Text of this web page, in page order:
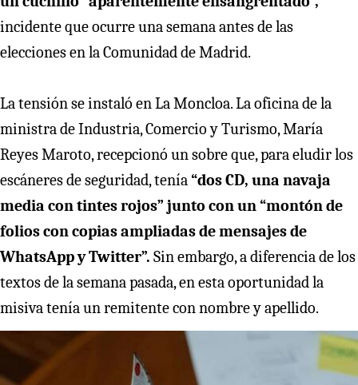
incidente que ocurre una semana antes de las
elecciones en la Comunidad de Madrid.
La tensión se instaló en La Moncloa. La oficina de la
ministra de Industria, Comercio y Turismo, María
Reyes Maroto, recepcionó un sobre que, para eludir los
escáneres de seguridad, tenía“dos CD, una navaja
media con tintes rojos” junto con un “montón de
folios con copias ampliadas de mensajes de
WhatsApp y Twitter”. Sin embargo, a diferencia de los
textos de la semana pasada, en esta oportunidad la
misiva tenía un remitente con nombre y apellido.